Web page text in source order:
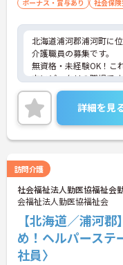
ボーナス・賞与あり 社会保
北海道浦河郡浦河町に
介護職員の募集です。
無資格・未経験OK！こ
方にピッタリの職場で
年間休日112日あるの
ってお仕事いただけます
また、残業も月平均3
業いただけます♪
ご興味のある方はご面
詳細を見
訪問介護
社会福祉法人勤医協福祉会
会福祉法人勤医協福祉会
【北海道／浦河
め！ヘルパーステ
社員〉